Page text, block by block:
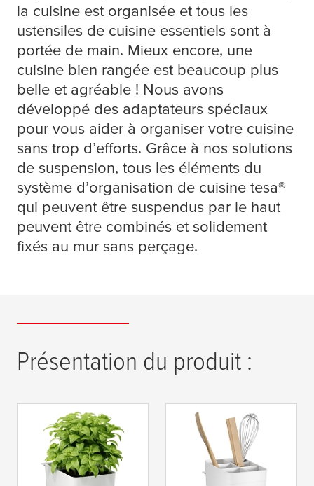
la cuisine est organisée et tous les
ustensiles de cuisine essentiels sont à
portée de main. Mieux encore, une
cuisine bien rangée est beaucoup plus
belle et agréable ! Nous avons
développé des adaptateurs spéciaux
pour vous aider à organiser votre cuisine
sans trop d’efforts. Grâce à nos solutions
de suspension, tous les éléments du
système d’organisation de cuisine tesa®
qui peuvent être suspendus par le haut
peuvent être combinés et solidement
fixés au mur sans perçage.
Présentation du produit :
tesa® Kitchen
Accessory Herb
Pot Set
tesa® Kitchen
Accessory
Utensilholder Set